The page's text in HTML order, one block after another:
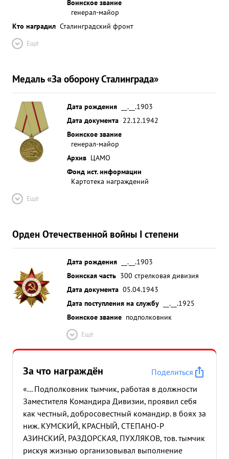
Воинское звание
генерал-майор
Кто наградил Сталинградский фронт
Ещё
Медаль «За оборону Сталинграда»
Дата рождения
__.__.1903
Дата документа 22.12.1942
Воинское звание
генерал-майор
Архив ЦАМО
Фонд ист. информации
Картотека награждений
Ещё
Орден Отечественной войны I степени
Дата рождения
__.__.1903
Воинская часть 300 стрелковая дивизия
Дата документа 05.04.1943
Дата поступления на службу
__.__.1925
Воинское звание подполковник
Ещё
За что награждён
Поделиться
«... Подполковник тымчик, работая в должности
Заместителя Командира Дивизии, проявил себя
как честный, добросовестный командир. в боях за
ниж. КУМСКИЙ, КРАСНЫЙ, СТЕПАНО-Р
АЗИНСКИЙ, РАЗДОРСКАЯ, ПУХЛЯКОВ, тов. тымчик
рискуя жизнью организовывал выполнение